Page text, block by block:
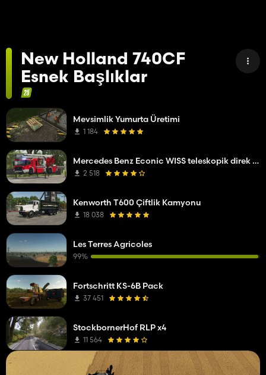
New Holland 740CF
Esnek Başlıklar
Mevsimlik Yumurta Üretimi
1 184
Mercedes Benz Econic WISS teleskopik direk platformu
2 518
Kenworth T600 Çiftlik Kamyonu
18 038
Les Terres Agricoles
99%
Fortschritt KS-6B Pack
37 451
StockbornerHof RLP x4
11 564